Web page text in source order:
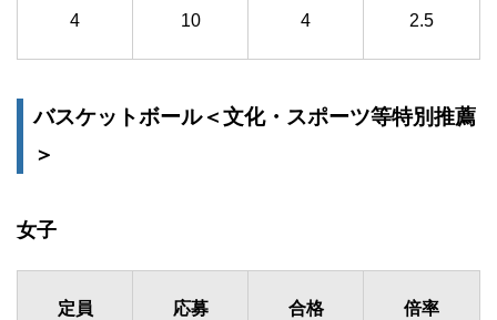
4 10 4 2.5
バスケットボール＜文化・スポーツ等特別推薦
＞
女子
定員 応募 合格 倍率